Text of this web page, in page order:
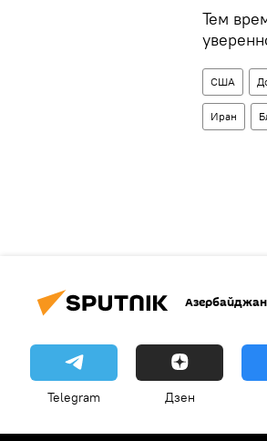
Тем
США
Иран
Азербайджан
Telegram Дзен